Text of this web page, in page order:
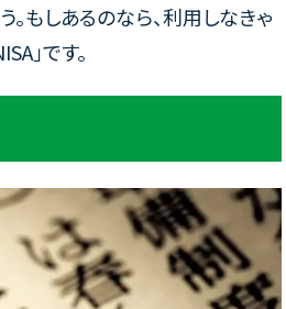
。もしあるのなら、利用しなきゃ
」です。